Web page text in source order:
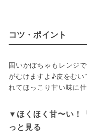
コツ・ポイント
固いかぼちゃもレンジ
がむけますよ♪皮をむ
れてほっこり甘い味に仕
▼ほくほく甘〜い！
っと見る